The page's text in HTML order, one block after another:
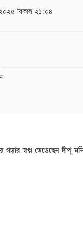
২০২৫ বিকাল ২১:০৪
গড়ার স্বপ্ন ভেঙেছেন দীপু